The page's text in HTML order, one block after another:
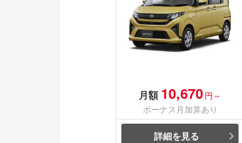
月額 10,670円～
ボーナス月加算あり
詳細を見る